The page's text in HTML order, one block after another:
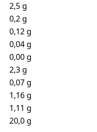
2,5 g
0,2 g
0,12 g
0,04 g
0,00 g
2,3 g
0,07 g
1,16 g
1,11 g
20,0 g